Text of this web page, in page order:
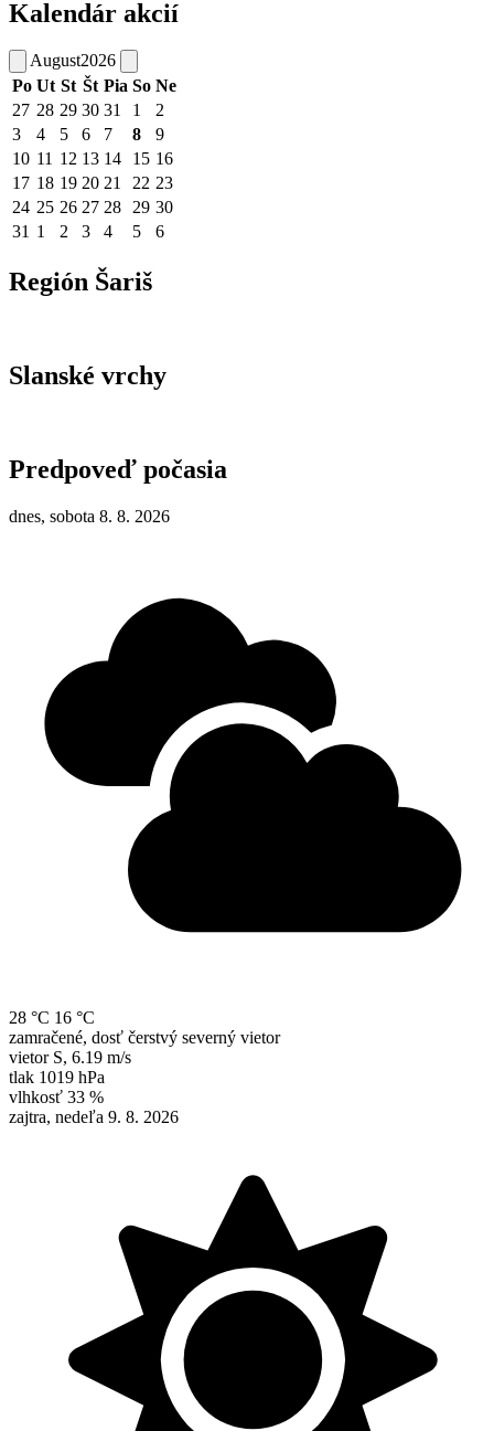
Kalendár akcií
August2026
Po Ut St Št Pia So Ne
27 28 29 30 31 1
2
3
4 5 6 7 8
9
10 11 12 13 14 15 16
17 18 19 20 21 22 23
24 25 26 27 28 29 30
31 1 2 3 4 5 6
Región Šariš
Slanské vrchy
Predpoveď počasia
dnes, sobota 8. 8. 2026
28 °C 16 °C
zamračené, dosť čerstvý severný vietor
vietor S, 6.19 m/s
tlak 1019 hPa
vlhkosť 33 %
zajtra, nedeľa 9. 8. 2026